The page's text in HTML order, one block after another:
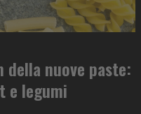
della nuove paste:
e legumi